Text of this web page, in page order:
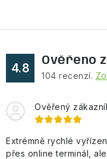
ZNAČKY
BLOG Doprava a
Obchodní podmínky
4.8
Ověřeno
104 recenzí.
Ověřený
Extrémně rychlé
přes online terminál,